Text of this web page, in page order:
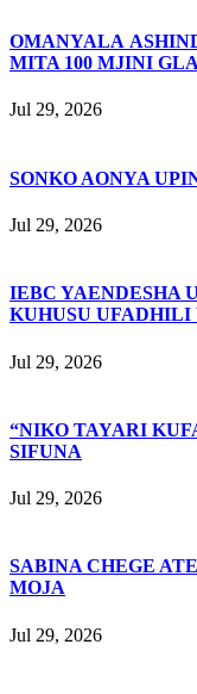
OMANYALA
MITA 100 MJINI
Jul 29, 2026
SONKO AONYA
Jul 29, 2026
IEBC YAENDESHA
KUHUSU UFADHILI
Jul 29, 2026
“NIKO TAYARI
SIFUNA
Jul 29, 2026
SABINA CHEGE
MOJA
Jul 29, 2026